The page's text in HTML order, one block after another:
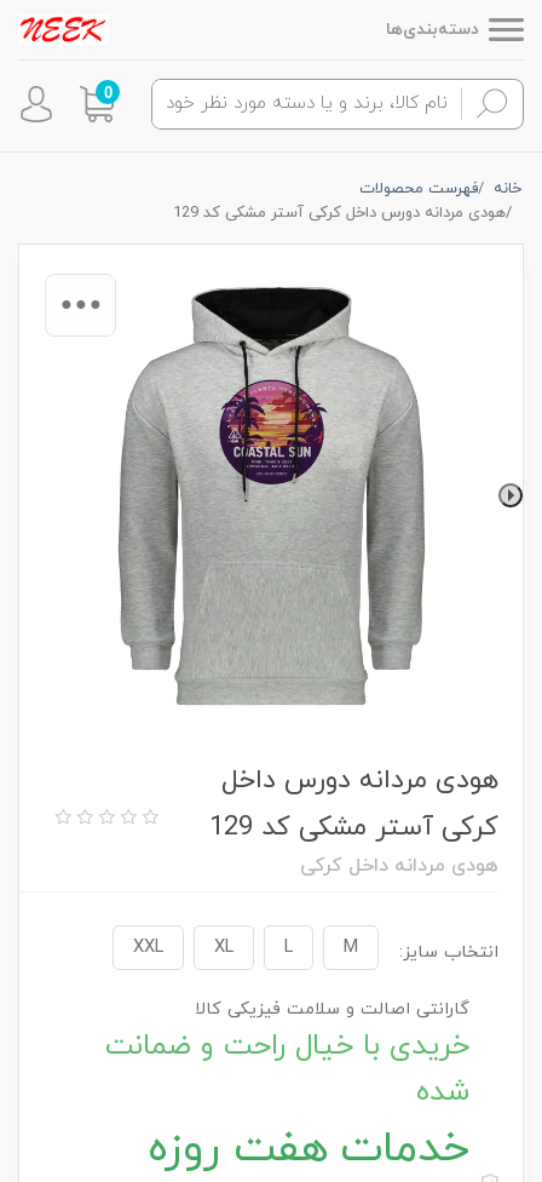
دسته‌بندی‌ها
0
خانه
فهرست محصولات
هودی مردانه دورس داخل کرکی آستر مشکی کد 129
هودی مردانه دورس داخل
کرکی آستر مشکی کد 129
هودی مردانه داخل کرکی
انتخاب سایز: M
L
XL
XXL
گارانتی اصالت و سلامت فیزیکی کالا
خریدی با خیال راحت و ضمانت
شده
خدمات هفت روزه